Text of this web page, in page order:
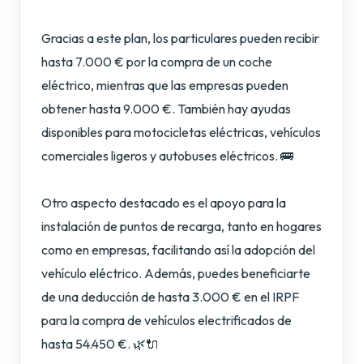
Gracias a este plan, los particulares pueden recibir
hasta 7.000 € por la compra de un coche
eléctrico, mientras que las empresas pueden
obtener hasta 9.000 €. También hay ayudas
disponibles para motocicletas eléctricas, vehículos
comerciales ligeros y autobuses eléctricos. 🚌
Otro aspecto destacado es el apoyo para la
instalación de puntos de recarga, tanto en hogares
como en empresas, facilitando así la adopción del
vehículo eléctrico. Además, puedes beneficiarte
de una deducción de hasta 3.000 € en el IRPF
para la compra de vehículos electrificados de
hasta 54.450 €. 🌿🔌